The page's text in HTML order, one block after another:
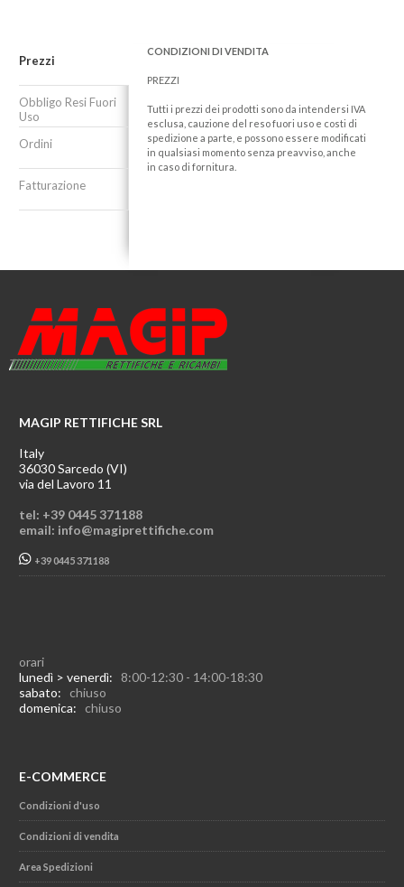
Prezzi
Obbligo Resi Fuori
Uso
Ordini
Fatturazione
CONDIZIONI DI VENDITA
PREZZI
Tutti i prezzi dei prodotti sono da intendersi IVA
esclusa, cauzione del reso fuori uso e costi di
spedizione a parte, e possono essere modificati
in qualsiasi momento senza preavviso, anche
in caso di fornitura.
MAGIP RETTIFICHE SRL
Italy
36030 Sarcedo (VI)
via del Lavoro 11
tel: +39 0445 371188
email: info@magiprettifiche.com
+39 0445 371188
orari
lunedì > venerdì: 8:00-12:30 - 14:00-18:30
sabato: chiuso
domenica: chiuso
E-COMMERCE
Condizioni d'uso
Condizioni di vendita
Area Spedizioni